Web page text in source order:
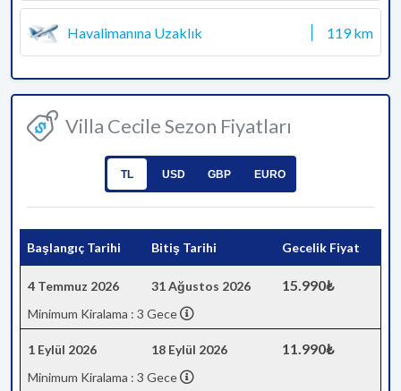
Havalimanına Uzaklık 119 km
Villa Cecile Sezon Fiyatları
TL USD GBP EURO
Başlangıç Tarihi Bitiş Tarihi Gecelik Fiyat
4 Temmuz 2026 31 Ağustos 2026 15.990₺
Minimum Kiralama : 3 Gece
1 Eylül 2026 18 Eylül 2026 11.990₺
Minimum Kiralama : 3 Gece